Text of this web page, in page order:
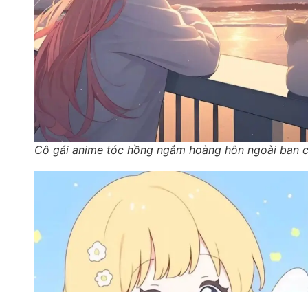
Cô gái anime tóc hồng ngắm hoàng hôn ngoài ban